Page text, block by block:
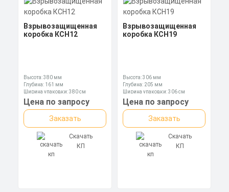
Взрывозащищенная
коробка КСН12
Высота: 380 мм
Глубина: 161 мм
Ширина упаковки: 380 см
Цена по запросу
Заказать
Скачать
КП
Взрывозащищенная
коробка КСН19
Высота: 306 мм
Глубина: 205 мм
Ширина упаковки: 306 см
Цена по запросу
Заказать
Скачать
КП